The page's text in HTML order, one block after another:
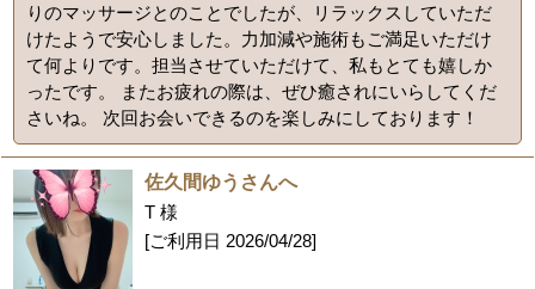
りのマッサージとのことでしたが、リラックスしていただ
けたようで安心しました。力加減や施術もご満足いただけ
て何よりです。担当させていただけて、私もとても嬉しか
ったです。 またお疲れの際は、ぜひ癒されにいらしてくだ
さいね。 次回お会いできるのを楽しみにしております！
佐久間ゆうさんへ
T 様
[ご利用日 2026/04/28]